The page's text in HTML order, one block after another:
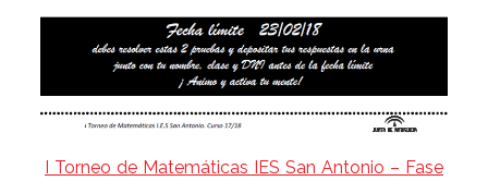
I Torneo de Matemáticas IES San Antonio – Fase